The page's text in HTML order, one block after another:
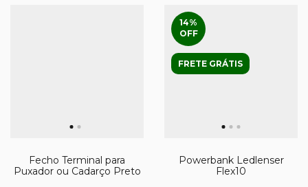
Fecho Terminal para
Puxador ou Cadarço Preto
14%
OFF
FRETE GRÁTIS
Powerbank Ledlenser
Flex10